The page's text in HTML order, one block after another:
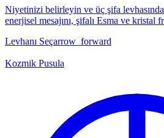
Niyetinizi belirleyin ve üç şifa
enerjisel mesajını, şifalı Esma ve kristal
Levhanı Seçarrow_forward
Kozmik Pusula